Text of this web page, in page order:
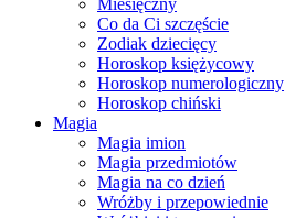
Miesięczny
Co da Ci szczęście
Zodiak dziecięcy
Horoskop księżycowy
Horoskop numerologiczny
Horoskop chiński
Magia
Magia imion
Magia przedmiotów
Magia na co dzień
Wróżby i przepowiednie